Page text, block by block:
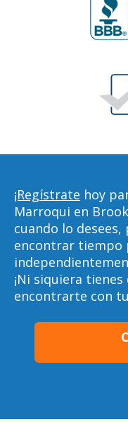
¡Regístrate hoy
Marroqui en
cuando lo
encontrar tiempo
¡Ni siquiera
encontrarte con